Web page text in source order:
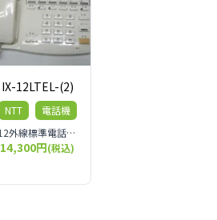
IX-12LTEL-(2)
NTT
電話機
12外線標準電話機 IX-12LTEL-(2)
14,300円(税込)